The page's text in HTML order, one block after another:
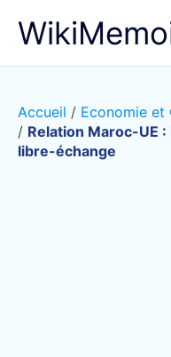
Accueil / Economie et
/ Relation Maroc-UE :
libre-échange